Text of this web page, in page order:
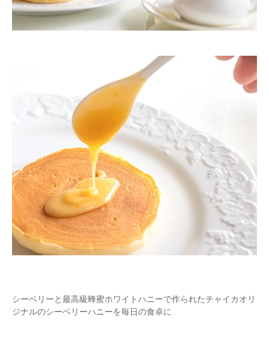
シーベリーと最高級蜂蜜ホワイトハニーで作られたチャイカオリ
ジナルのシーベリーハニーを毎日の食卓に